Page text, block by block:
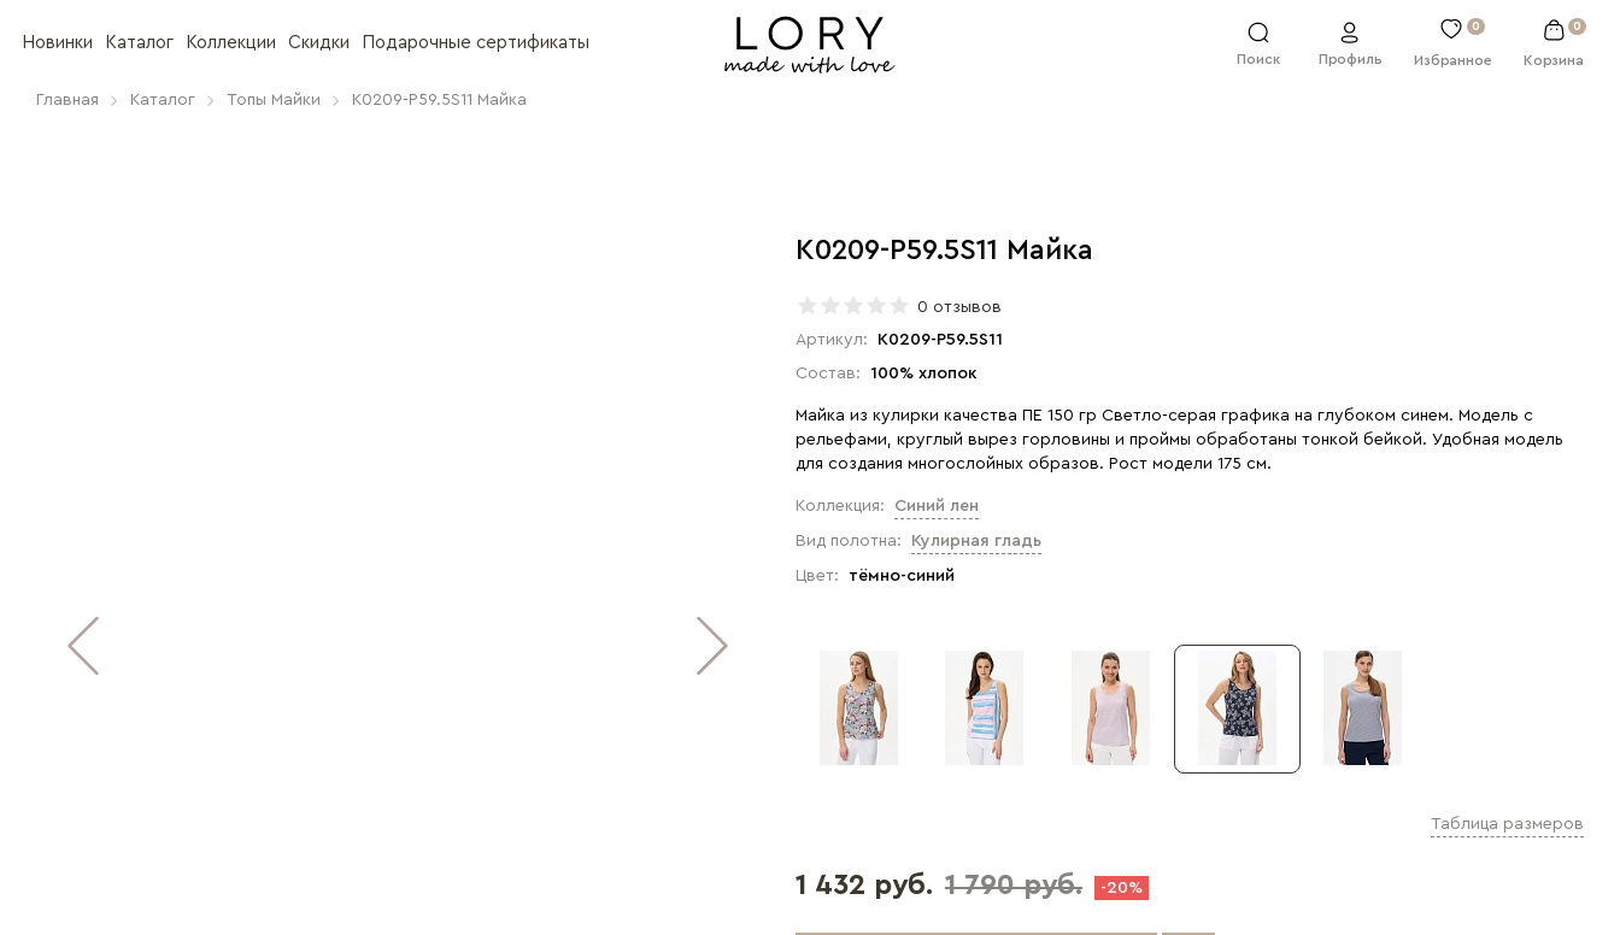
Новинки Каталог Коллекции Скидки Подарочные сертификаты
Поиск Профиль
0
Избранное
0
Корзина
Главная Каталог Топы Майки K0209-P59.5S11 Майка
K0209-P59.5S11 Майка
0 отзывов
Артикул:
K0209-P59.5S11
Состав:
100% хлопок
Майка из кулирки качества ПЕ 150 гр Светло-серая графика на глубоком синем. Модель с
рельефами, круглый вырез горловины и проймы обработаны тонкой бейкой. Удобная модель
для создания многослойных образов. Рост модели 175 см.
Коллекция: Синий лен
Вид полотна: Кулирная гладь
Цвет: тёмно-синий
Таблица размеров
1 432 руб. 1 790 руб. -20%